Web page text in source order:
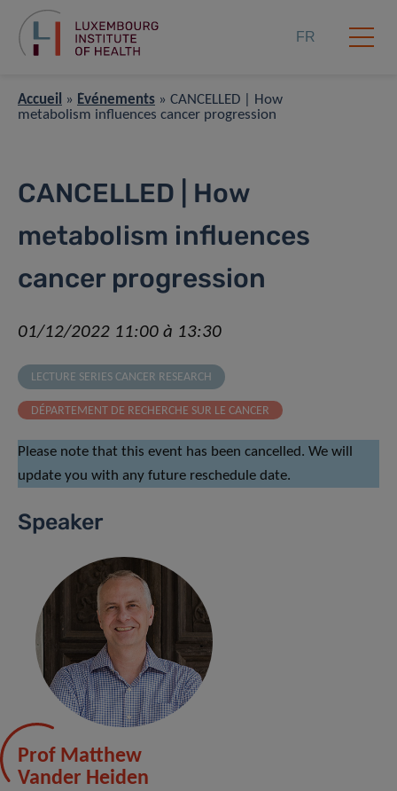
FR
Accueil » Événements » CANCELLED | How
metabolism influences cancer progression
CANCELLED | How
metabolism influences
cancer progression
01/12/2022 11:00 à 13:30
LECTURE SERIES CANCER RESEARCH
DÉPARTEMENT DE RECHERCHE SUR LE CANCER
Please note that this event has been cancelled. We will
update you with any future reschedule date.
Speaker
Prof Matthew
Vander Heiden